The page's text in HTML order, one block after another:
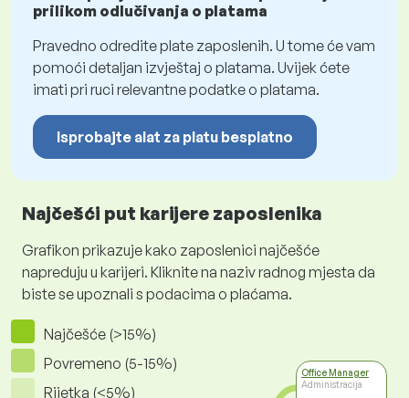
prilikom odlučivanja o platama
Pravedno odredite plate zaposlenih. U tome će vam
pomoći detaljan izvještaj o platama. Uvijek ćete
imati pri ruci relevantne podatke o platama.
Isprobajte alat za platu besplatno
Najčešći put karijere zaposlenika
Grafikon prikazuje kako zaposlenici najčešće
napreduju u karijeri. Kliknite na naziv radnog mjesta da
biste se upoznali s podacima o plaćama.
Najčešće (>15%)
Povremeno (5-15%)
Rijetka (<5%)
Office Manager
Administracija